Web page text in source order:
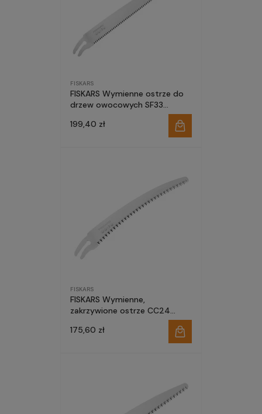
FISKARS
FISKARS Wymienne ostrze do
drzew owocowych SF33
1020197 do piły profesjonalnej
199,40 zł
FISKARS
FISKARS Wymienne,
zakrzywione ostrze CC24
1020194 do piły profesjonalnej
175,60 zł